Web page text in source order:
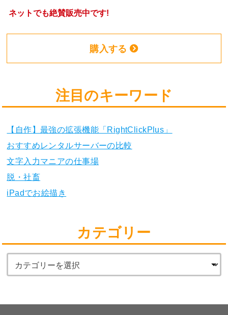
ネットでも絶賛販売中です!
購入する
注目のキーワード
【自作】最強の拡張機能「RightClickPlus」
おすすめレンタルサーバーの比較
文字入力マニアの仕事場
脱・社畜
iPadでお絵描き
カテゴリー